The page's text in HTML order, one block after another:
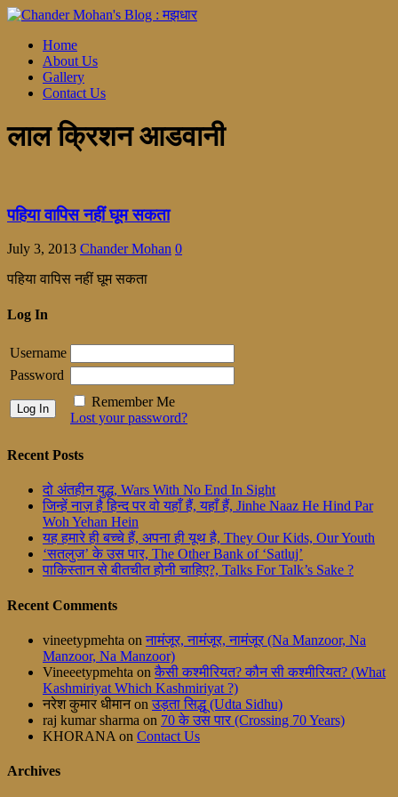
Home
About Us
Gallery
Contact Us
लाल क्रिशन आडवानी
पहिया वापिस नहीं घूम सकता
July 3, 2013 Chander Mohan 0
पहिया वापिस नहीं घूम सकता
Log In
Username
Password
Remember Me
Lost your password?
Recent Posts
दो अंतहीन युद्ध, Wars With No End In Sight
जिन्हें नाज़ है हिन्द पर वो यहाँ हैं, यहाँ हैं, Jinhe Naaz He Hind Par
Woh Yehan Hein
यह हमारे ही बच्चे हैं, अपना ही यूथ है, They Our Kids, Our Youth
‘सतलुज’ के उस पार, The Other Bank of ‘Satluj’
पाकिस्तान से बीतचीत होनी चाहिए?, Talks For Talk’s Sake ?
Recent Comments
vineetypmehta on नामंजूर, नामंजूर, नामंजूर (Na Manzoor, Na
Manzoor, Na Manzoor)
Vineeetypmehta on कैसी कश्मीरियत? कौन सी कश्मीरियत? (What
Kashmiriyat Which Kashmiriyat ?)
नरेश कुमार धीमानon उड़ता सिद्धू (Udta Sidhu)
raj kumar sharma on 70 के उस पार (Crossing 70 Years)
KHORANA on Contact Us
Archives